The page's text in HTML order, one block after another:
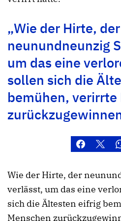
„Wie der Hirte, der
neunundneunzig
um das eine
sollen sich die
bemühen, verirrte
Wie der Hirte, der
verlässt, um das eine
sich die Ältesten eifrig
Menschen